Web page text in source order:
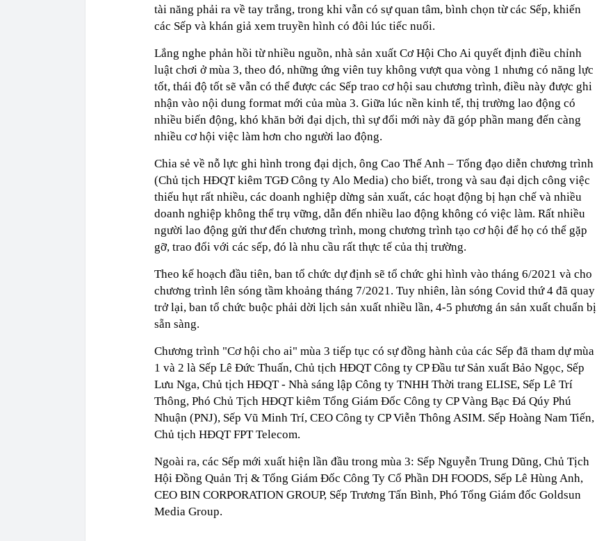
tài năng phải ra về tay trắng, trong khi vẫn có sự quan tâm, bình chọn từ các Sếp, khiến
các Sếp và khán giả xem truyền hình có đôi lúc tiếc nuối.
Lắng nghe phản hồi từ nhiều nguồn, nhà sản xuất Cơ Hội Cho Ai quyết định điều chỉnh
luật chơi ở mùa 3, theo đó, những ứng viên tuy không vượt qua vòng 1 nhưng có năng lực
tốt, thái độ tốt sẽ vẫn có thể được các Sếp trao cơ hội sau chương trình, điều này được ghi
nhận vào nội dung format mới của mùa 3. Giữa lúc nền kinh tế, thị trường lao động có
nhiều biến động, khó khăn bởi đại dịch, thì sự đổi mới này đã góp phần mang đến càng
nhiều cơ hội việc làm hơn cho người lao động.
Chia sẻ về nỗ lực ghi hình trong đại dịch, ông Cao Thế Anh – Tổng đạo diễn chương trình
(Chủ tịch HĐQT kiêm TGĐ Công ty Alo Media) cho biết, trong và sau đại dịch công việc
thiếu hụt rất nhiều, các doanh nghiệp dừng sản xuất, các hoạt động bị hạn chế và nhiều
doanh nghiệp không thể trụ vững, dẫn đến nhiều lao động không có việc làm. Rất nhiều
người lao động gửi thư đến chương trình, mong chương trình tạo cơ hội để họ có thể gặp
gỡ, trao đổi với các sếp, đó là nhu cầu rất thực tế của thị trường.
Theo kế hoạch đầu tiên, ban tổ chức dự định sẽ tổ chức ghi hình vào tháng 6/2021 và cho
chương trình lên sóng tầm khoảng tháng 7/2021. Tuy nhiên, làn sóng Covid thứ 4 đã quay
trở lại, ban tổ chức buộc phải dời lịch sản xuất nhiều lần, 4-5 phương án sản xuất chuẩn bị
sẵn sàng.
Chương trình "Cơ hội cho ai" mùa 3 tiếp tục có sự đồng hành của các Sếp đã tham dự mùa
1 và 2 là Sếp Lê Đức Thuấn, Chủ tịch HĐQT Công ty CP Đầu tư Sản xuất Bảo Ngọc, Sếp
Lưu Nga, Chủ tịch HĐQT - Nhà sáng lập Công ty TNHH Thời trang ELISE, Sếp Lê Trí
Thông, Phó Chủ Tịch HĐQT kiêm Tổng Giám Đốc Công ty CP Vàng Bạc Đá Qúy Phú
Nhuận (PNJ), Sếp Vũ Minh Trí, CEO Công ty CP Viễn Thông ASIM. Sếp Hoàng Nam Tiến,
Chủ tịch HĐQT FPT Telecom.
Ngoài ra, các Sếp mới xuất hiện lần đầu trong mùa 3: Sếp Nguyễn Trung Dũng, Chủ Tịch
Hội Đồng Quản Trị & Tổng Giám Đốc Công Ty Cổ Phần DH FOODS, Sếp Lê Hùng Anh,
CEO BIN CORPORATION GROUP, Sếp Trương Tấn Bình, Phó Tổng Giám đốc Goldsun
Media Group.